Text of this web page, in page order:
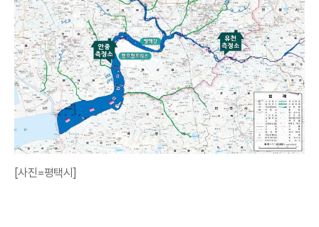
[사진=평택시]